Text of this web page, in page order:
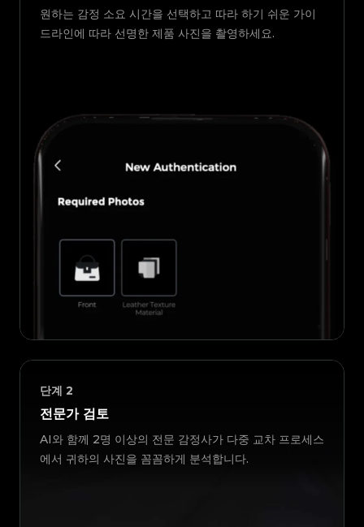
원하는 감정 소요 시간을 선택하고 따라 하기 쉬운 가이
드라인에 따라 선명한 제품 사진을 촬영하세요.
단계 2
전문가 검토
AI와 함께 2명 이상의 전문 감정사가 다중 교차 프로세스
에서 귀하의 사진을 꼼꼼하게 분석합니다.